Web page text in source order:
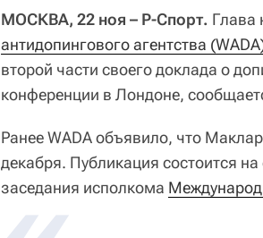
МОСКВА, 22 ноя – Р-Спорт. Глава
антидопингового агентства
второй части своего доклада о
конференции в Лондоне,
Ранее WADA объявило, что
декабря. Публикация состоится
заседания исполкома